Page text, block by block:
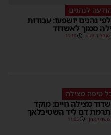
לנהגים
נהגים יושפעו: עבודות
סמוך לאשדוד
מנחם דויטש 11:10
טיפה מצילה
מצילה חיים: מוקד
דם ליד השטיבלאך
משה קאהן 11:05